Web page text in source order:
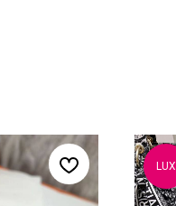
LUX